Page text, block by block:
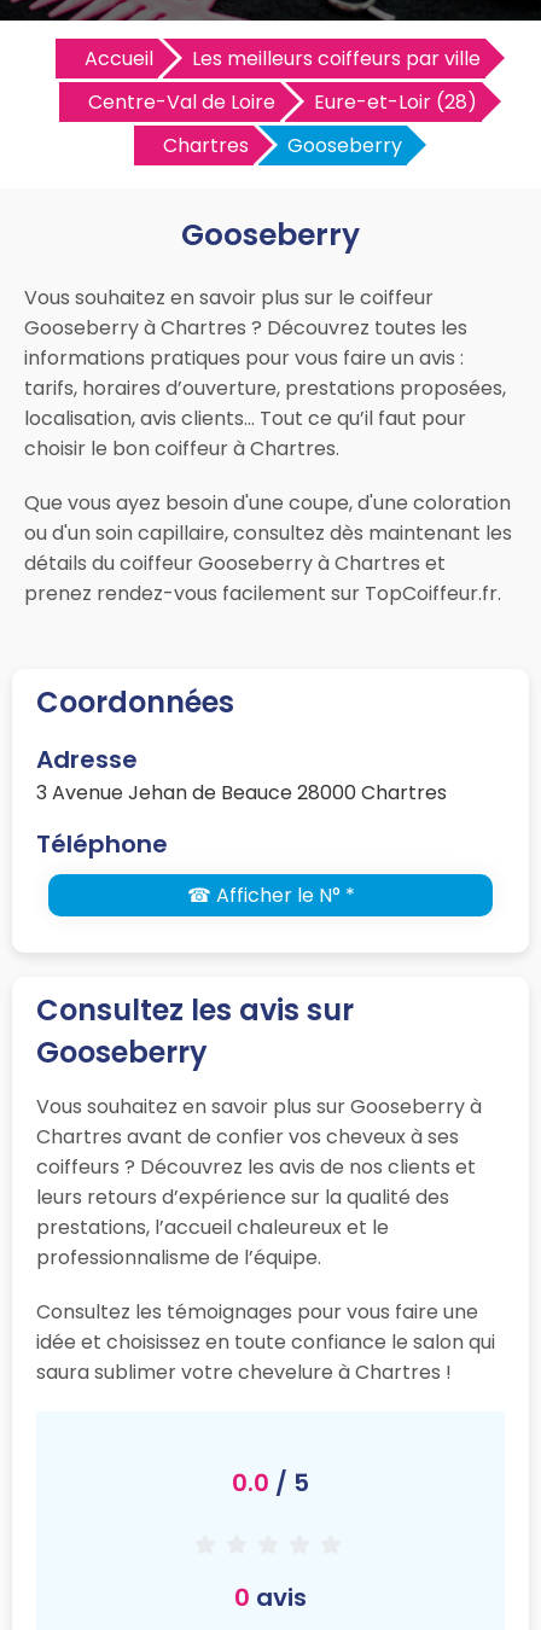
Accueil
Les meilleurs coiffeurs par ville
Centre-Val de Loire
Eure-et-Loir (28)
Chartres
Gooseberry
Gooseberry
Vous souhaitez en savoir plus sur le coiffeur
Gooseberry à Chartres ? Découvrez toutes les
informations pratiques pour vous faire un avis :
tarifs, horaires d’ouverture, prestations proposées,
localisation, avis clients… Tout ce qu’il faut pour
choisir le bon coiffeur à Chartres.
Que vous ayez besoin d'une coupe, d'une coloration
ou d'un soin capillaire, consultez dès maintenant les
détails du coiffeur Gooseberry à Chartres et
prenez rendez-vous facilement sur TopCoiffeur.fr.
Coordonnées
Adresse
3 Avenue Jehan de Beauce 28000 Chartres
Téléphone
☎ Afficher le N° *
Consultez les avis sur
Gooseberry
Vous souhaitez en savoir plus sur Gooseberry à
Chartres avant de confier vos cheveux à ses
coiffeurs ? Découvrez les avis de nos clients et
leurs retours d’expérience sur la qualité des
prestations, l’accueil chaleureux et le
professionnalisme de l’équipe.
Consultez les témoignages pour vous faire une
idée et choisissez en toute confiance le salon qui
saura sublimer votre chevelure à Chartres !
0.0 / 5
0 avis